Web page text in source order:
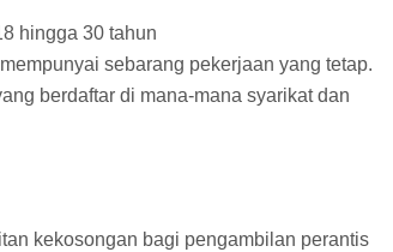
hingga 30 tahun
sebarang pekerjaan yang tetap.
berdaftar di mana-mana syarikat dan
kekosongan bagi pengambilan perantis